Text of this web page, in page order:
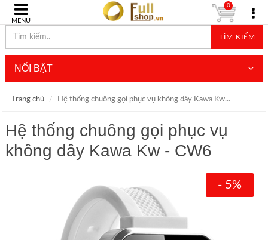
MENU
TÌM KIẾM
0
NỔI BẬT
Trang chủ Hệ thống chuông gọi phục vụ không dây Kawa Kw...
Hệ thống chuông gọi phục vụ
không dây Kawa Kw - CW6
- 5%